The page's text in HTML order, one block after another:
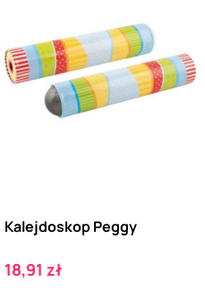
Kalejdoskop Peggy
Cena
18,91 zł